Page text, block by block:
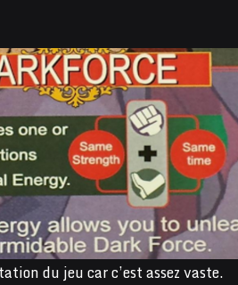
du jeu car c’est assez vaste.